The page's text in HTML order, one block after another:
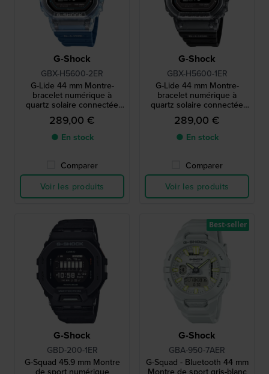
G-Shock
GBX-H5600-2ER
G-Lide 44 mm Montre-
bracelet numérique à
quartz solaire connectée
via Bluetooth avec
affichage MIP
289,00 €
● En stock
Comparer
Voir les produits
G-Shock
GBX-H5600-1ER
G-Lide 44 mm Montre-
bracelet numérique à
quartz solaire connectée
via Bluetooth avec
affichage MIP
289,00 €
● En stock
Comparer
Voir les produits
G-Shock
GBD-200-1ER
G-Squad 45.9 mm Montre
de sport numérique
G-Shock
GBA-950-7AER
G-Squad - Bluetooth 44 mm
Montre de sport gris-blanc
Best-seller